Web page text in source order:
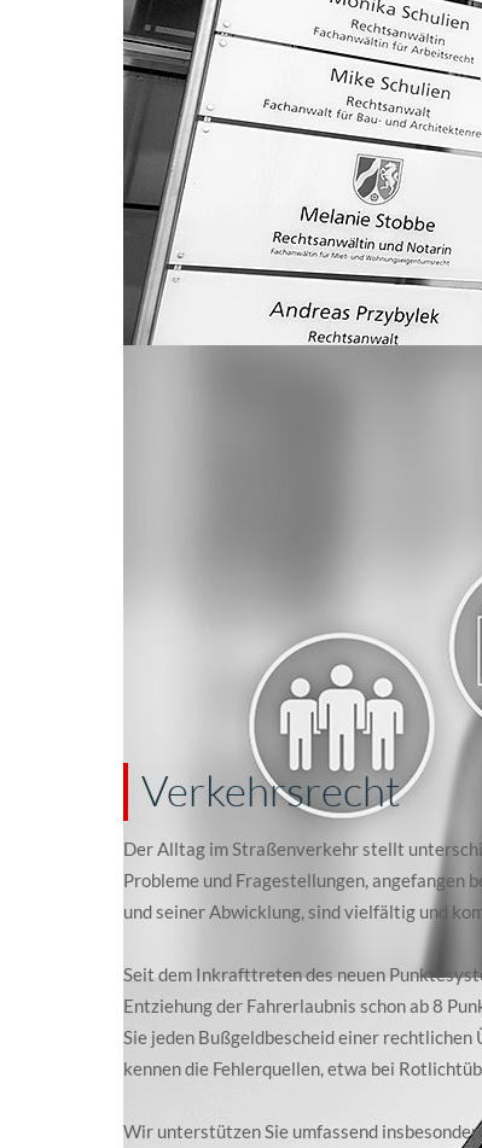
Verkehrsrecht
Der Alltag im Straßenverkehr stellt
Probleme und Fragestellungen, angefangen
und seiner Abwicklung, sind vielfältig und
Seit dem Inkrafttreten des neuen
Entziehung der Fahrerlaubnis schon ab 8
Sie jeden Bußgeldbescheid einer
kennen die Fehlerquellen, etwa bei
Wir unterstützen Sie umfassend